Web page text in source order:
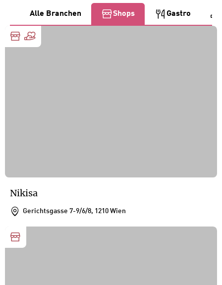
Alle Branchen Shops Gastro
Nikisa
Gerichtsgasse 7-9/6/8, 1210 Wien